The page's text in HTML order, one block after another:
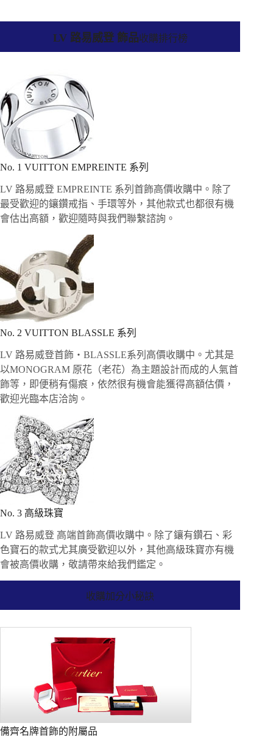
LV 路易威登 飾品收購排行榜
No. 1 VUITTON EMPREINTE 系列
LV 路易威登 EMPREINTE 系列首飾高價收購中。除了
最受歡迎的鑲鑽戒指、手環等外，其他款式也都很有機
會估出高額，歡迎隨時與我們聯繫諮詢。
No. 2 VUITTON BLASSLE 系列
LV 路易威登首飾・BLASSLE系列高價收購中。尤其是
以MONOGRAM 原花（老花）為主題設計而成的人氣首
飾等，即便稍有傷痕，依然很有機會能獲得高額估價，
歡迎光臨本店洽詢。
No. 3 高級珠寶
LV 路易威登 高端首飾高價收購中。除了鑲有鑽石、彩
色寶石的款式尤其廣受歡迎以外，其他高級珠寶亦有機
會被高價收購，敬請帶來給我們鑑定。
收購加分小秘訣
備齊名牌首飾的附屬品